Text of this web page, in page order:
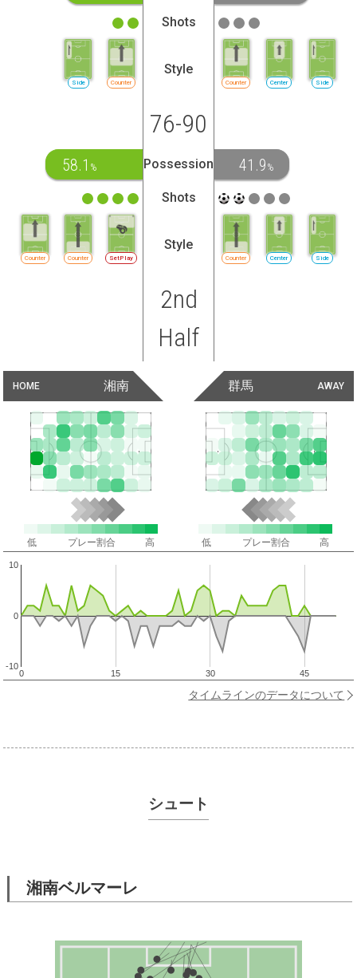
Shots
Counter
Side
Style
Counter Center Side
76-90
58.1 % Possession 41.9 %
Shots
SetPlay
Counter
Counter
Style
Counter Center Side
2nd
Half
HOME 湘南 AWAY
群馬
低 プレー割合 高 低 プレー割合 高
0 15 30 45
-10
0
10
タイムラインのデータについて
シュート
湘南ベルマーレ